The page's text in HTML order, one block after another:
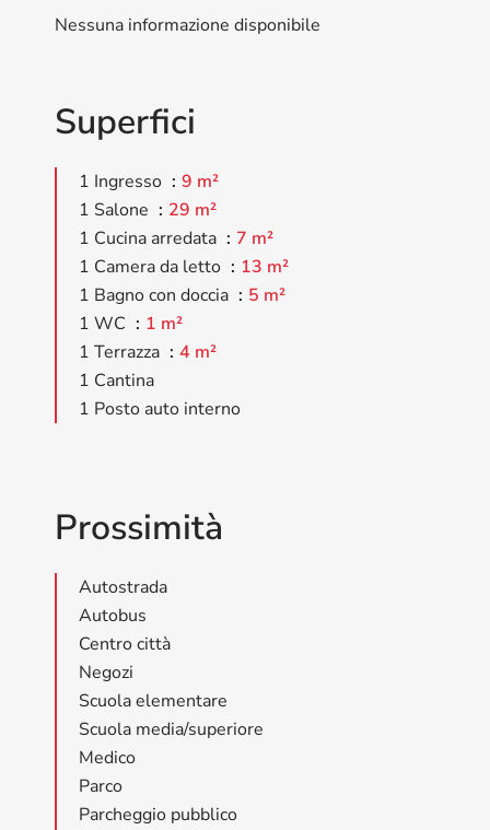
Nessuna informazione disponibile
Superfici
1 Ingresso
9 m²
1 Salone
29 m²
1 Cucina arredata
7 m²
1 Camera da letto
13 m²
1 Bagno con doccia
5 m²
1 WC
1 m²
1 Terrazza
4 m²
1 Cantina
1 Posto auto interno
Prossimità
Autostrada
Autobus
Centro città
Negozi
Scuola elementare
Scuola media/superiore
Medico
Parco
Parcheggio pubblico